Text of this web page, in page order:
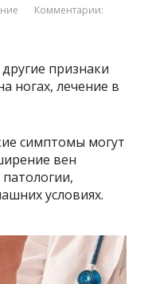
Комментарии:
симптомы могут
вен
условиях.